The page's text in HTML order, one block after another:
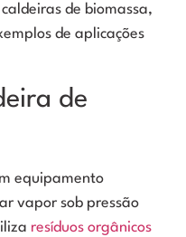
de biomassa,
de aplicações
de
equipamento
vapor sob pressão
resíduos orgânicos